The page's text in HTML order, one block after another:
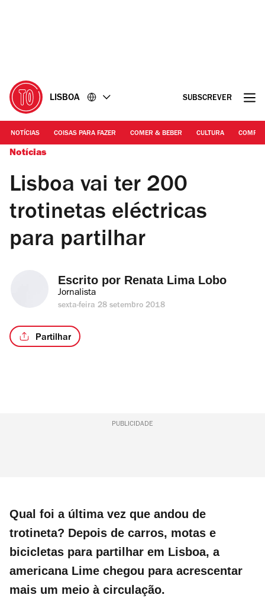
LISBOA SUBSCREVER
NOTÍCIAS COISAS PARA FAZER COMER & BEBER CULTURA
Notícias
Lisboa vai ter 200
trotinetas eléctricas
para partilhar
Escrito por Renata Lima Lobo
Jornalista
sexta-feira 28 setembro 2018
Partilhar
PUBLICIDADE
Qual foi a última vez que andou de
trotineta? Depois de carros, motas e
bicicletas para partilhar em Lisboa, a
americana Lime chegou para acrescentar
mais um meio à circulação.